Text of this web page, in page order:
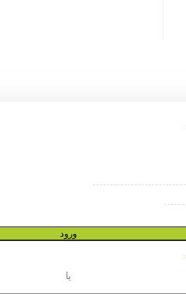
ورود
یا